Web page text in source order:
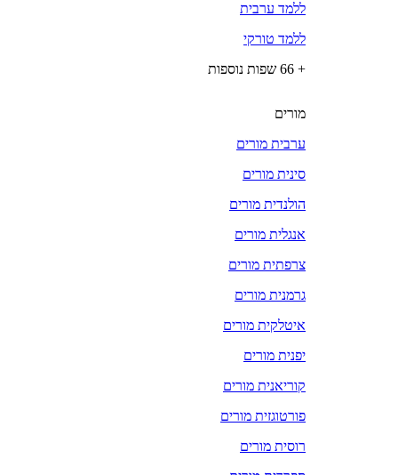
ללמד ערבית
ללמד טורקי
+ 66 שפות נוספות
מורים
ערבית מורים
סינית מורים
הולנדית מורים
אנגלית מורים
צרפתית מורים
גרמנית מורים
איטלקית מורים
יפנית מורים
קוריאנית מורים
פורטוגזית מורים
רוסית מורים